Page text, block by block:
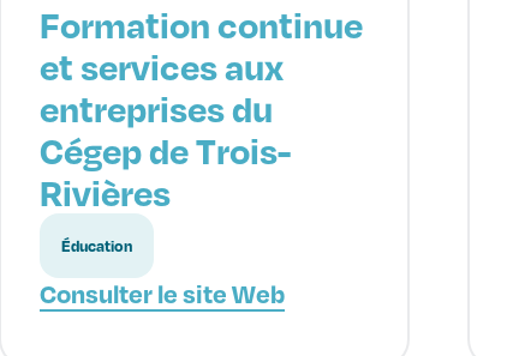
Formation continue
et services aux
entreprises du
Cégep de Trois-
Rivières
Éducation
Consulter le site Web